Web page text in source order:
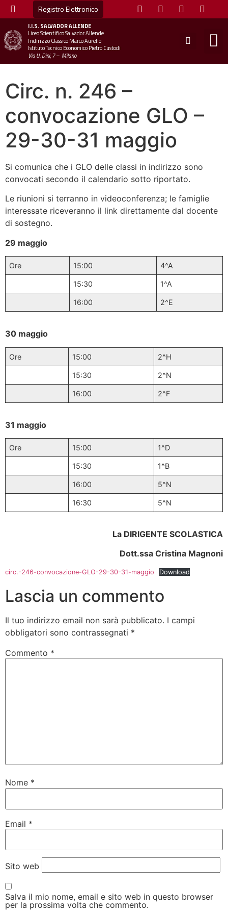
Registro Elettronico
I.I.S.SALVADOR ALLENDE
Liceo Scientifico Salvador Allende
Indirizzo Classico Marco Aurelio
Istituto Tecnico Economico Pietro Custodi
Via U. Dini, 7 – Milano
Circ. n. 246 –
convocazione GLO –
29-30-31 maggio
Si comunica che i GLO delle classi in indirizzo sono
convocati secondo il calendario sotto riportato.
Le riunioni si terranno in videoconferenza; le famiglie
interessate riceveranno il link direttamente dal docente
di sostegno.
29 maggio
Ore 15:00 4^A
15:30 1^A
16:00 2^E
30 maggio
Ore 15:00 2^H
15:30 2^N
16:00 2^F
31 maggio
Ore 15:00 1^D
15:30 1^B
16:00 5^N
16:30 5^N
La DIRIGENTE SCOLASTICA
Dott.ssa Cristina Magnoni
circ.-246-convocazione-GLO-29-30-31-maggio Download
Lascia un commento
Il tuo indirizzo email non sarà pubblicato. I campi
obbligatori sono contrassegnati *
Commento *
Nome *
Email *
Sito web
Salva il mio nome, email e sito web in questo browser
per la prossima volta che commento.